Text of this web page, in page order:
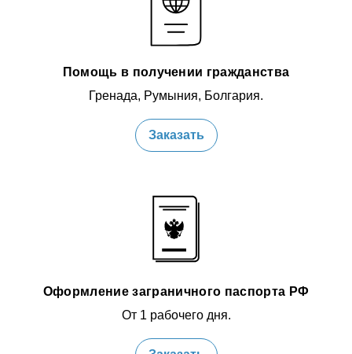
Помощь в получении гражданства
Гренада, Румыния, Болгария.
Заказать
Оформление заграничного паспорта РФ
От 1 рабочего дня.